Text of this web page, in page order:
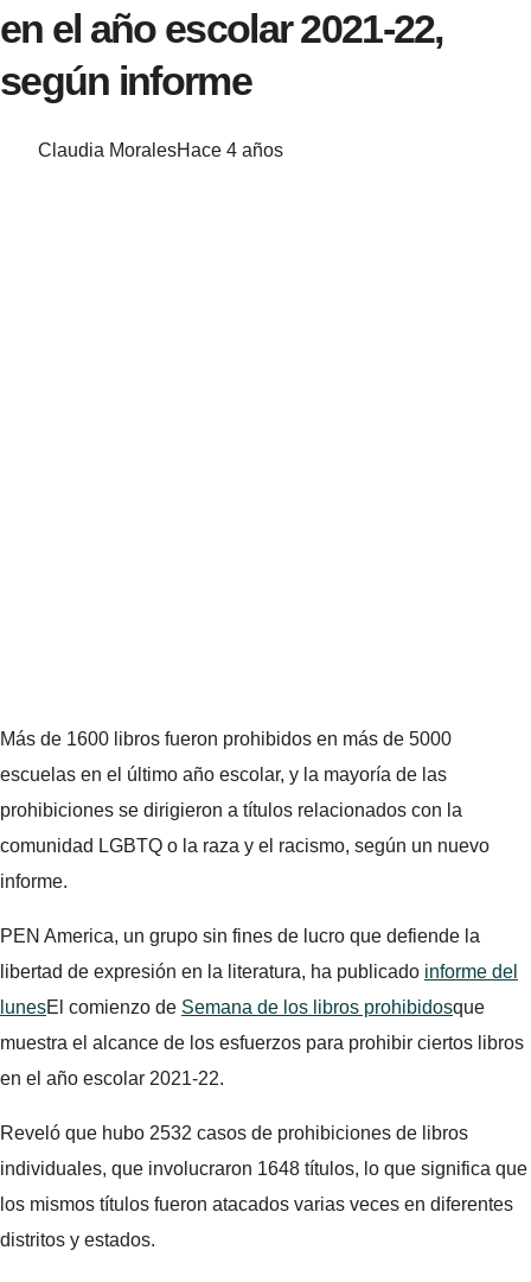
en el año escolar 2021-22,
según informe
Claudia MoralesHace 4 años
Más de 1600 libros fueron prohibidos en más de 5000
escuelas en el último año escolar, y la mayoría de las
prohibiciones se dirigieron a títulos relacionados con la
comunidad LGBTQ o la raza y el racismo, según un nuevo
informe.
PEN America, un grupo sin fines de lucro que defiende la
libertad de expresión en la literatura, ha publicado informe del
lunesEl comienzo de Semana de los libros prohibidosque
muestra el alcance de los esfuerzos para prohibir ciertos libros
en el año escolar 2021-22.
Reveló que hubo 2532 casos de prohibiciones de libros
individuales, que involucraron 1648 títulos, lo que significa que
los mismos títulos fueron atacados varias veces en diferentes
distritos y estados.